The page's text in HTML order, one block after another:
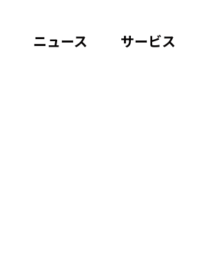
ニュース サービス